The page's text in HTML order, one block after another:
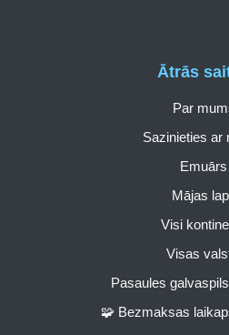
Ātrās
Par
Sazinieties ar
Emuārs
Mājas
Visi
Visas
Pasaules
🧩 Bezmaksas